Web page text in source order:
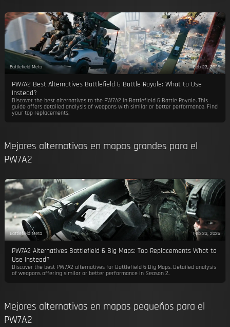
Battlefield Meta Feb 23, 2026
PW7A2 Best Alternatives Battlefield 6 Battle Royale: What to Use
Instead?
Discover the best alternatives to the PW7A2 in Battlefield 6 Battle Royale. This
guide offers detailed analysis of weapons with similar or better performance. Find
your top replacements.
Mejores alternativas en mapas grandes para el
PW7A2
Battlefield Meta Feb 23, 2026
PW7A2 Alternatives Battlefield 6 Big Maps: Top Replacements What to
Use Instead?
Discover the best PW7A2 alternatives for Battlefield 6 Big Maps. Detailed analysis
of weapons offering similar or better performance in Season 2.
Mejores alternativas en mapas pequeños para el
PW7A2